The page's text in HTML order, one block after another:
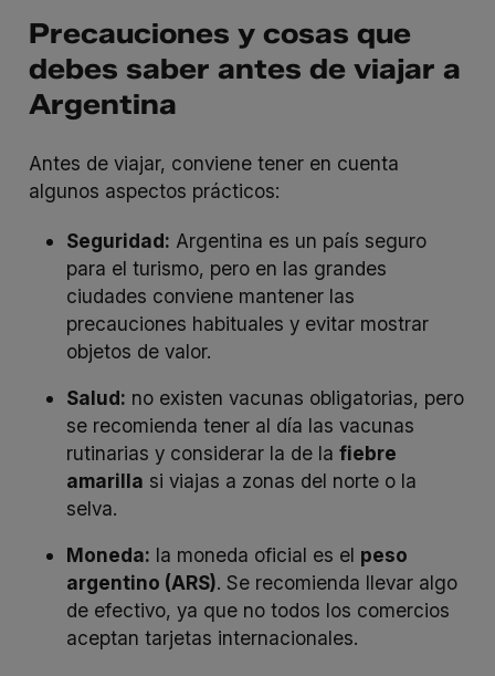
Precauciones y cosas que
debes saber antes de viajar a
Argentina
Antes de viajar, conviene tener en cuenta
algunos aspectos prácticos:
Seguridad: Argentina es un país seguro
para el turismo, pero en las grandes
ciudades conviene mantener las
precauciones habituales y evitar mostrar
objetos de valor.
Salud: no existen vacunas obligatorias, pero
se recomienda tener al día las vacunas
rutinarias y considerar la de la fiebre
amarilla si viajas a zonas del norte o la
selva.
Moneda: la moneda oficial es el peso
argentino (ARS). Se recomienda llevar algo
de efectivo, ya que no todos los comercios
aceptan tarjetas internacionales.